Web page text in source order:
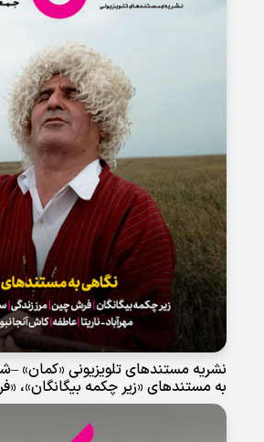
به مستندهای «زیر چکمه بیگانگان»،
زندگی»، «سمفونی ایران»،
«کاش آنجا نبودم»